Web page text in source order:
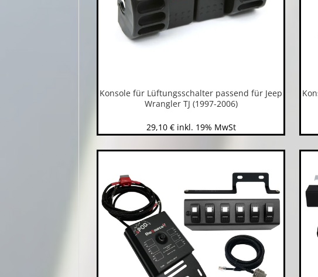
Konsole für Lüftungsschalter passend für Jeep
Wrangler TJ (1997-2006)
29,10 € inkl. 19% MwSt